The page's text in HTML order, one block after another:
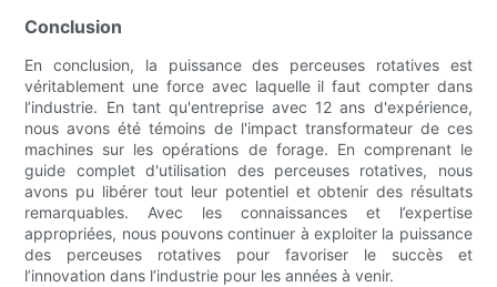
Conclusion
En conclusion, la puissance des perceuses rotatives est
véritablement une force avec laquelle il faut compter dans
l’industrie. En tant qu'entreprise avec 12 ans d'expérience,
nous avons été témoins de l'impact transformateur de ces
machines sur les opérations de forage. En comprenant le
guide complet d'utilisation des perceuses rotatives, nous
avons pu libérer tout leur potentiel et obtenir des résultats
remarquables. Avec les connaissances et l’expertise
appropriées, nous pouvons continuer à exploiter la puissance
des perceuses rotatives pour favoriser le succès et
l’innovation dans l’industrie pour les années à venir.